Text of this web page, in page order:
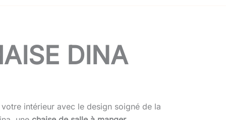
DINA
intérieur avec le design soigné de la